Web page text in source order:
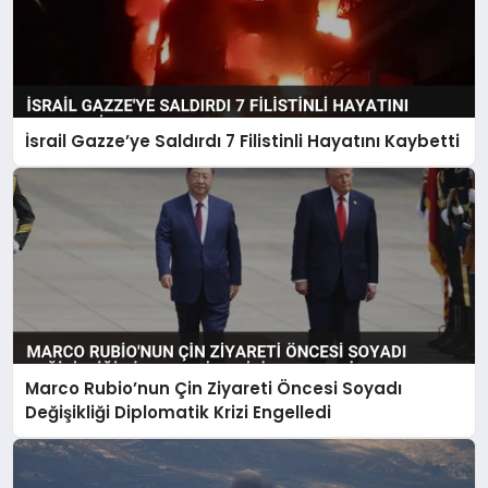
İsrail Gazze’ye Saldırdı 7 Filistinli Hayatını Kaybetti
Marco Rubio’nun Çin Ziyareti Öncesi Soyadı
Değişikliği Diplomatik Krizi Engelledi